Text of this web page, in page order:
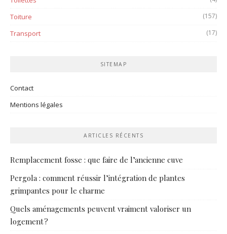
Toiture (157)
Transport (17)
SITEMAP
Contact
Mentions légales
ARTICLES RÉCENTS
Remplacement fosse : que faire de l’ancienne cuve
Pergola : comment réussir l’intégration de plantes
grimpantes pour le charme
Quels aménagements peuvent vraiment valoriser un
logement ?